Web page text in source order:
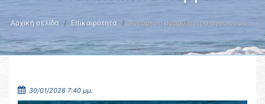
Αρχική σελίδα Επικαιρότητα Ανεύρεση σορού άντρα αγνώστων …
30/01/2026 7:40 μμ.